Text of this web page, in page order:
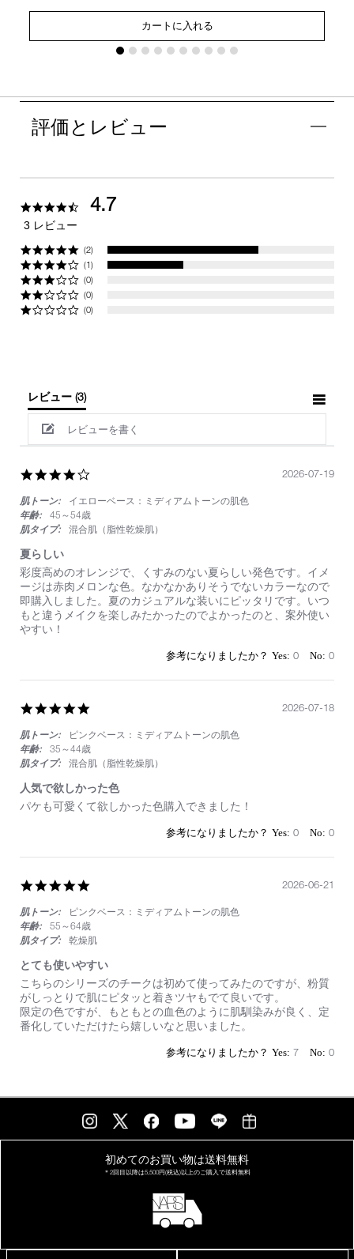
カートに入れる
評価とレビュー
4.74.7
3 レビュー
(2)
(1)
(0)
(0)
(0)
レビュー (3)
レビューを書く
rating
肌トーン:
イエローベース：ミディアムトーンの肌色
年齢:
45～54歳
肌タイプ:
混合肌（脂性乾燥肌）
夏らしい
Review
by
on
19
Jul
2026
review
stating
夏
ら
し
い
彩度高めのオレンジで、くすみのない夏らしい発色です。イメ
ージは赤肉メロンな色。なかなかありそうでないカラーなので
即購入しました。夏のカジュアルな装いにピッタリです。いつ
もと違うメイクを楽しみたかったのでよかったのと、案外使い
やすい！
2026-07-19
0 0
rating
肌トーン:
ピンクベース：ミディアムトーンの肌色
年齢:
35～44歳
肌タイプ:
混合肌（脂性乾燥肌）
人気で欲しかった色
Review
Jul
review
で
し
っ
た
色
パケも可愛くて欲しかった色購入できました！
2026-07-18
0 0
rating
肌トーン:
ピンクベース：ミディアムトーンの肌色
年齢:
55～64歳
肌タイプ:
乾燥肌
とても使いやすい
Review
by
on
21
Jun
review
stating
と
て
も
こちらのシリーズのチークは初めて使ってみたのですが、粉質
がしっとりで肌にピタッと着きツヤもでて良いです。
限定の色ですが、もともとの血色のように肌馴染みが良く、定
番化していただけたら嬉しいなと思いました。
2026-06-21
7 0
初めてのお買い物は送料無料
＊2回目以降は5,500円(税込)以上のご購入で送料無料